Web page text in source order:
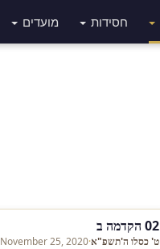
חסידות מועדים
02 הקדמה ב
ט' כסלו ה'תשפ"א·
November 25, 2020